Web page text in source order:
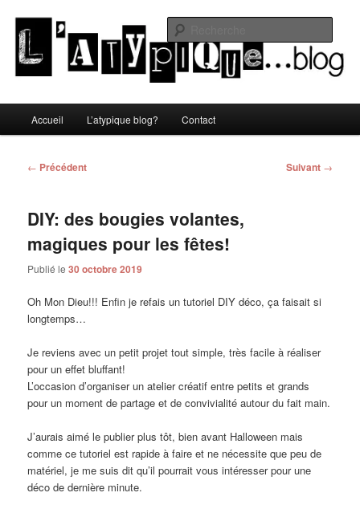
contenu
principalL'atypique blog
principal
Accueil L’atypique blog? Contact
Navigation
← Précédent Suivant →
DIY: des bougies volantes,
magiques pour les fêtes!
Publié le30 octobre 2019
Oh Mon Dieu!!! Enfin je refais un tutoriel DIY déco, ça faisait si
longtemps…
Je reviens avec un petit projet tout simple, très facile à réaliser
pour un effet bluffant!
L’occasion d’organiser un atelier créatif entre petits et grands
pour un moment de partage et de convivialité autour du fait main.
J’aurais aimé le publier plus tôt, bien avant Halloween mais
comme ce tutoriel est rapide à faire et ne nécessite que peu de
matériel, je me suis dit qu’il pourrait vous intéresser pour une
déco de dernière minute.